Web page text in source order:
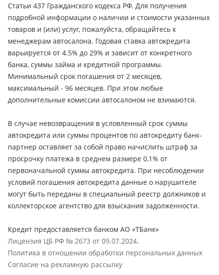
Статьи 437 Гражданского кодекса РФ. Для получения
подробной информации о наличии и стоимости указанных
товаров и (или) услуг, пожалуйста, обращайтесь к
менеджерам автосалона. Годовая ставка автокредита
варьируется от 4.5% до 29% и зависит от конкретного
банка, суммы займа и кредитной программы.
Минимальный срок погашения от 2 месяцев,
максимальный - 96 месяцев. При этом любые
дополнительные комиссии автосалоном не взимаются.
В случае невозвращения в условленный срок суммы
автокредита или суммы процентов по автокредиту банк-
партнер оставляет за собой право начислить штраф за
просрочку платежа в среднем размере 0,1% от
первоначальной суммы автокредита. При несоблюдении
условий погашения автокредита данные о нарушителе
могут быть переданы в специальный реестр должников и
коллекторское агентство для взыскания задолженности.
Кредит предоставляется банком АО «ТБанк»
Лицензия ЦБ РФ № 2673 от 09.07.2024.
Политика в отношении обработки персональных данных
Согласие на рекламную рассылку